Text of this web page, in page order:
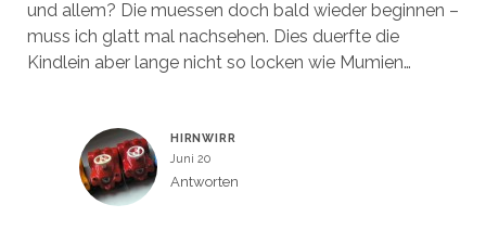
und allem? Die muessen doch bald wieder beginnen –
muss ich glatt mal nachsehen. Dies duerfte die
Kindlein aber lange nicht so locken wie Mumien…
HIRNWIRR
Juni 20
Antworten